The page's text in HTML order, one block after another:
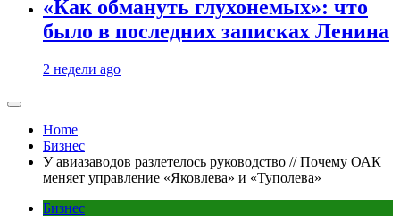
«Как обмануть глухонемых»: что
было в последних записках Ленина
2 недели ago
Home
Бизнес
У авиазаводов разлетелось руководство // Почему ОАК
меняет управление «Яковлева» и «Туполева»
Бизнес